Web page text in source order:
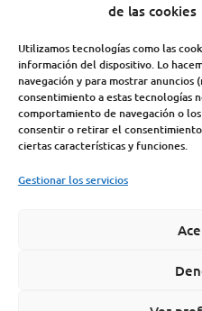
de las cookies
Utilizamos tecnologías como las
información del dispositivo. Lo
navegación y para mostrar anuncios
consentimiento a estas tecnologías
comportamiento de navegación o
consentir o retirar el
ciertas características y funciones.
Gestionar los servicios
Política de